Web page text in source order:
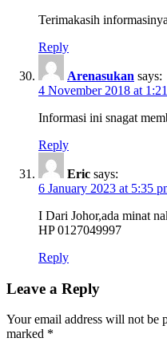
Terimakasih
Reply
Arenasukan says:
4 November 2018 at
Informasi ini snagat
Reply
Eric says:
6 January 2023 at 5:35
I Dari Johor,ada minat
HP 0127049997
Reply
Leave a Reply
Your email address will not be
marked *